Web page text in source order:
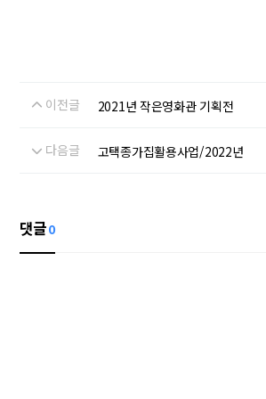
이전글 2021년 작은영화관 기획전
다음글 고택종가집활용사업/2022년
댓글0